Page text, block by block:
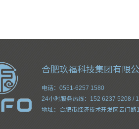
合肥玖福科技集团有限
电话：0551-6257 1580
24小时服务热线：152 6237 5208 /
地址：合肥市经济技术开发区云门路